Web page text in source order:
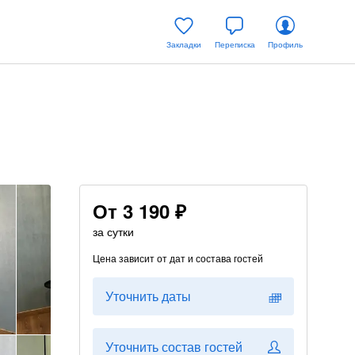
Закладки Переписка Профиль
От 3 190 ₽
за сутки
Цена зависит от дат и состава гостей
Уточнить даты
Уточнить состав гостей